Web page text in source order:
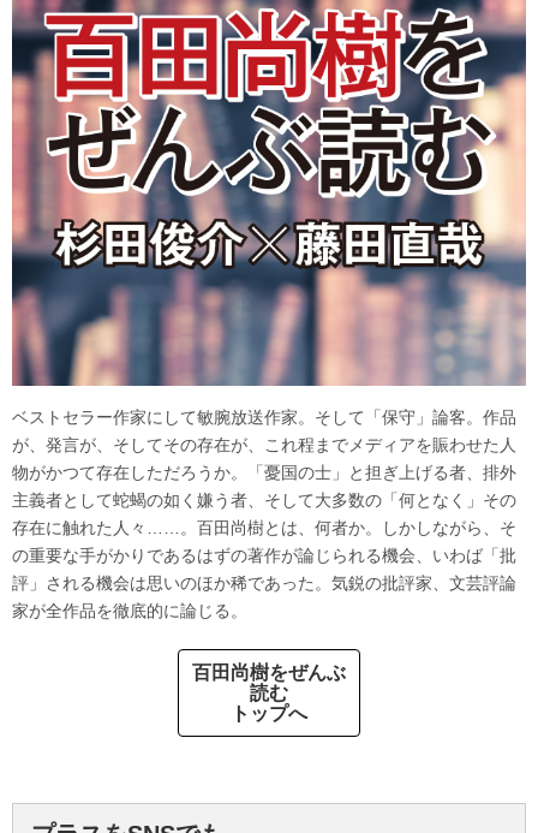
ベストセラー作家にして敏腕放送作家。そして「保守」論客。作品
が、発言が、そしてその存在が、これ程までメディアを賑わせた人
物がかつて存在しただろうか。「憂国の士」と担ぎ上げる者、排外
主義者として蛇蝎の如く嫌う者、そして大多数の「何となく」その
存在に触れた人々……。百田尚樹とは、何者か。しかしながら、そ
の重要な手がかりであるはずの著作が論じられる機会、いわば「批
評」される機会は思いのほか稀であった。気鋭の批評家、文芸評論
家が全作品を徹底的に論じる。
百田尚樹をぜんぶ
読む
トップへ